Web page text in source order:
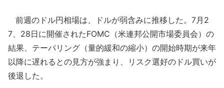
前週のドル円相場は、ドルが弱含みに推移した。7月2
7、28日に開催されたFOMC（米連邦公開市場委員会）の
結果、テーパリング（量的緩和の縮小）の開始時期が来年
以降に遅れるとの見方が強まり、リスク選好のドル買いが
後退した。